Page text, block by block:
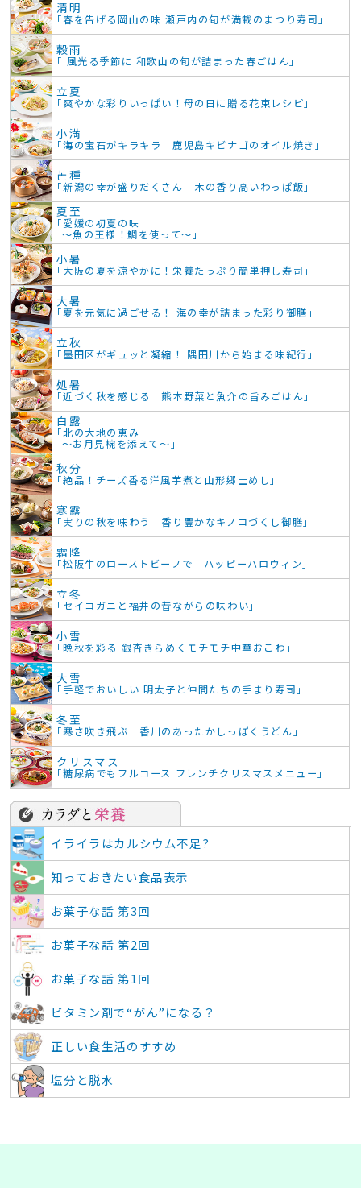
清明
「春を告げる岡山の味 瀬戸内の旬が満載のまつり寿司」
穀雨
「 風光る季節に 和歌山の旬が詰まった春ごはん」
立夏
「爽やかな彩りいっぱい！母の日に贈る花束レシピ」
小満
「海の宝石がキラキラ 鹿児島キビナゴのオイル焼き」
芒種
「新潟の幸が盛りだくさん 木の香り高いわっぱ飯」
夏至
「愛媛の初夏の味
～魚の王様！鯛を使って～」
小暑
「大阪の夏を涼やかに！栄養たっぷり簡単押し寿司」
大暑
「夏を元気に過ごせる！ 海の幸が詰まった彩り御膳」
立秋
「墨田区がギュッと凝縮！ 隅田川から始まる味紀行」
処暑
「近づく秋を感じる 熊本野菜と魚介の旨みごはん」
白露
「北の大地の恵み
～お月見椀を添えて～」
秋分
「絶品！チーズ香る洋風芋煮と山形郷土めし」
寒露
「実りの秋を味わう 香り豊かなキノコづくし御膳」
霜降
「松阪牛のローストビーフで ハッピーハロウィン」
立冬
「セイコガニと福井の昔ながらの味わい」
小雪
「晩秋を彩る 銀杏きらめくモチモチ中華おこわ」
大雪
「手軽でおいしい 明太子と仲間たちの手まり寿司」
冬至
「寒さ吹き飛ぶ 香川のあったかしっぽくうどん」
クリスマス
「糖尿病でもフルコース フレンチクリスマスメニュー」
イライラはカルシウム不足?
知っておきたい食品表示
お菓子な話 第3回
お菓子な話 第2回
お菓子な話 第1回
ビタミン剤で“がん”になる？
正しい食生活のすすめ
塩分と脱水